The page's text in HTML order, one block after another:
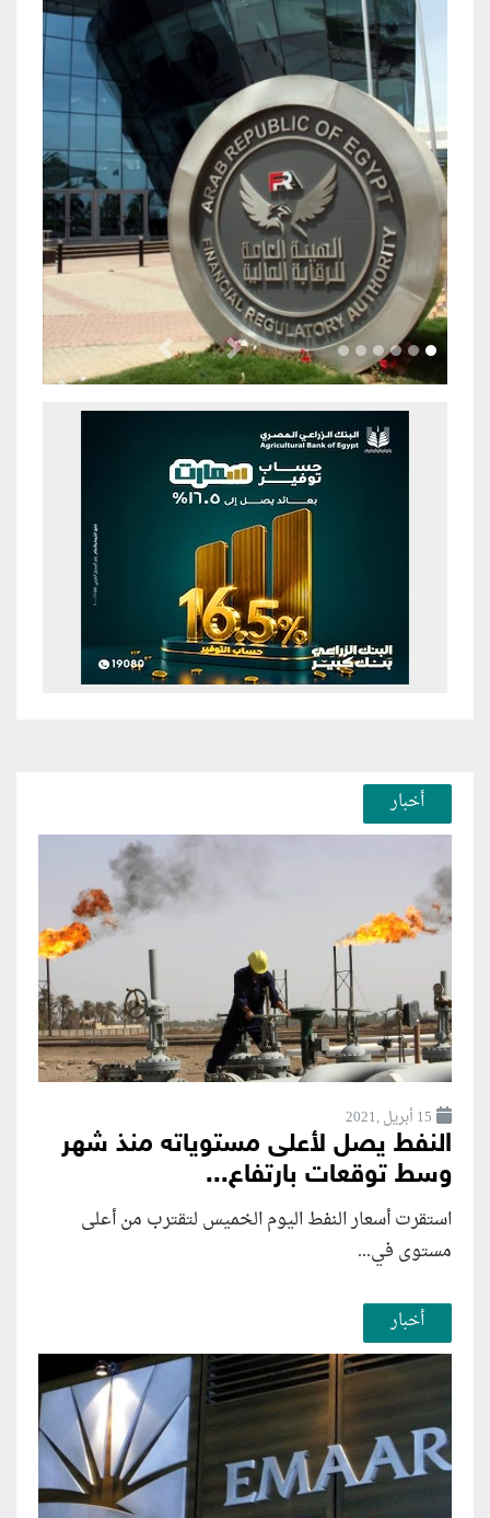
Previous Next
أخبار
15 أبريل ,2021
النفط يصل لأعلى مستوياته منذ شهر
وسط توقعات بارتفاع...
استقرت أسعار النفط اليوم الخميس لتقترب من أعلى
مستوى في...
أخبار